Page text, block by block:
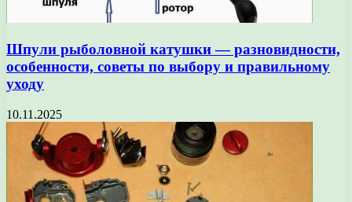
Шпули рыболовной катушки — разновидности,
особенности, советы по выбору и правильному
уходу
10.11.2025